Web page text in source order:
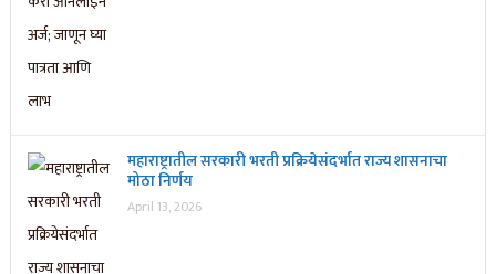
महाराष्ट्रातील सरकारी भरती प्रक्रियेसंदर्भात राज्य शासनाचा
मोठा निर्णय
April 13, 2026